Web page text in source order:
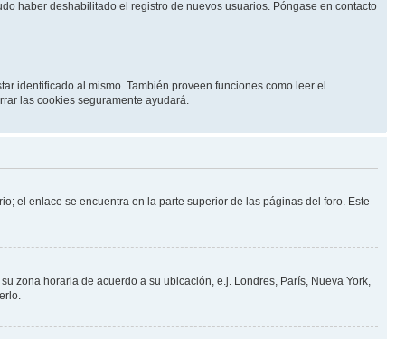
haber deshabilitado el registro de nuevos usuarios. Póngase en contacto
identificado al mismo. También proveen funciones como leer el
las cookies seguramente ayudará.
el enlace se encuentra en la parte superior de las páginas del foro. Este
zona horaria de acuerdo a su ubicación, e.j. Londres, París, Nueva York,